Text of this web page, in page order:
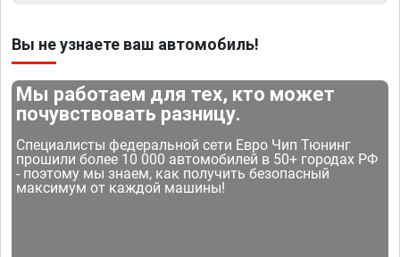
Вы не узнаете ваш автомобиль!
Мы работаем для тех, кто может
почувствовать разницу.
Специалисты федеральной сети Евро Чип Тюнинг
прошили более 10 000 автомобилей в 50+ городах РФ
- поэтому мы знаем, как получить безопасный
максимум от каждой машины!